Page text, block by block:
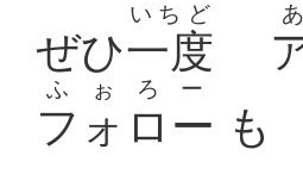
ぜひ一度
いちど
フォロー
ふぉろー
も